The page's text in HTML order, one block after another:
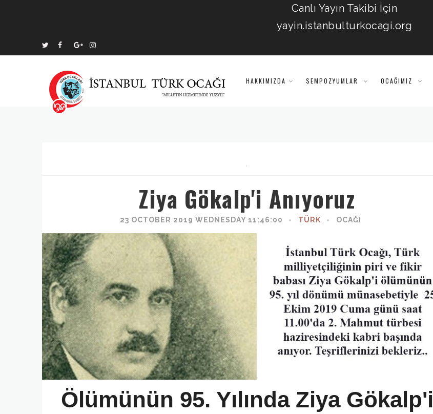
Canlı Yayın Takibi İçin
yayin.istanbulturkocagi.org
HAKKIMIZDA SEMPOZYUMLAR OCAĞIMIZ
Ziya Gökalp'i Anıyoruz
23 OCTOBER 2019 WEDNESDAY 11:46:00 TÜRK OCAĞI
Ölümünün 95. Yılında Ziya Gökalp'i